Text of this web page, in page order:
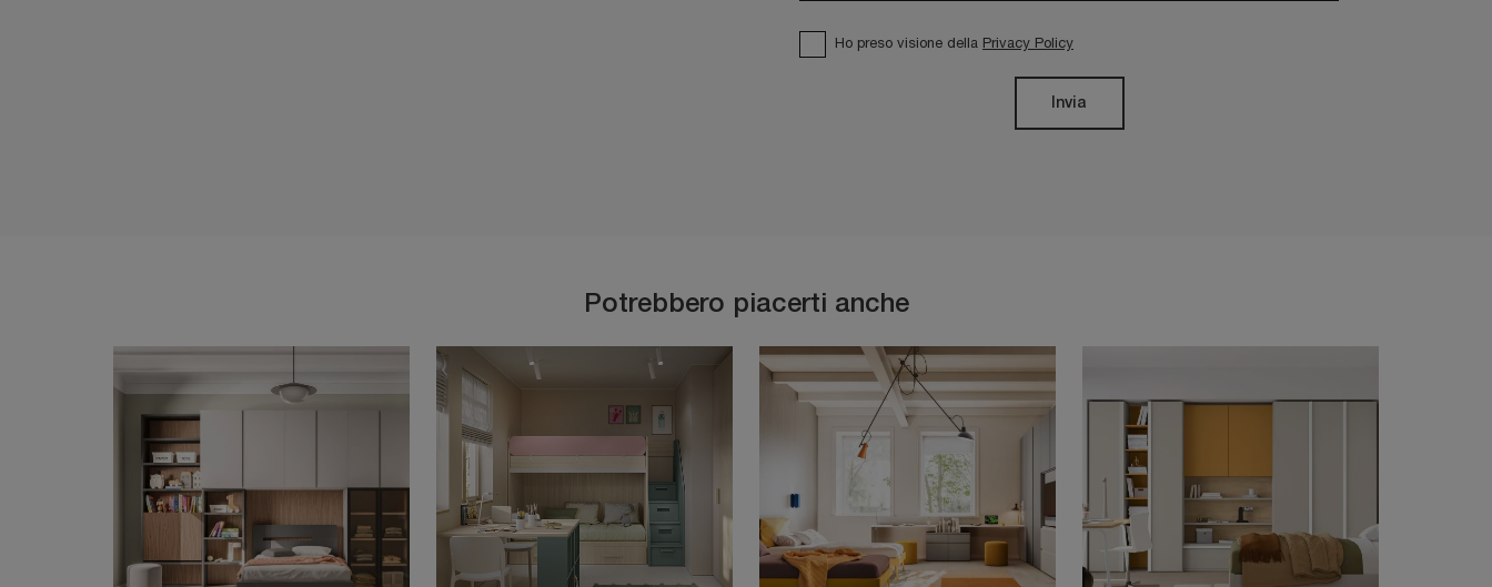
Ho preso visione della Privacy Policy
Invia
Potrebbero piacerti anche